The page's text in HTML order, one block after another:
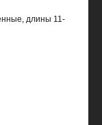
длины 11-